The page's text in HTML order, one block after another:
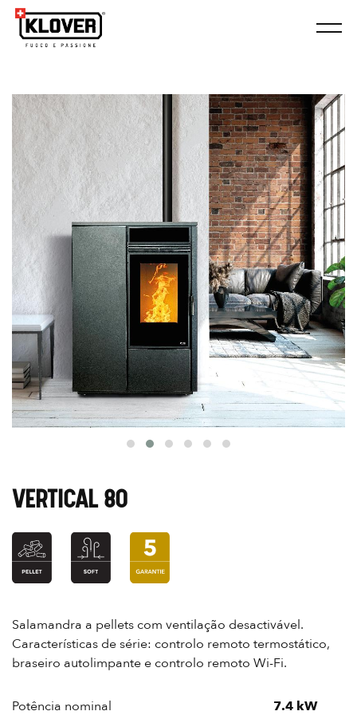
VERTICAL 80
Salamandra a pellets com ventilação desactivável.
Características de série: controlo remoto termostático,
braseiro autolimpante e controlo remoto Wi-Fi.
Potência nominal
7.4 kW